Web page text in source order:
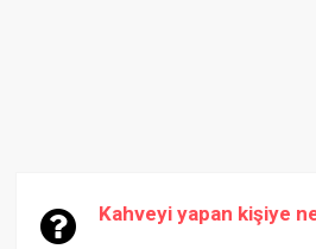
Kahveyi yapan kişiye